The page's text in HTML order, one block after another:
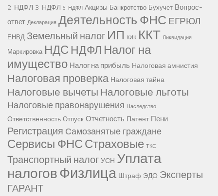
2-НДФЛ 3-НДФЛ 6-НДФЛ Акцизы Банкротство Бухучет Вопрос-
ответ Декларация Деятельность ФНС ЕГРЮЛ
ЕНВД Земельный налог ИП КИК ККТ Ликвидация
Маркировка НДС НДФЛ Налог на
имущество Налог на прибыль Налоговая амнистия
Налоговая проверка Налоговая тайна
Налоговые вычетыНалоговые льготы
Налоговые правонарушения Наследство
Ответственность Отпуск Отчетность Патент Пени
Регистрация Самозанятые граждане
Сервисы ФНССтраховые ТКС
Транспортный налогУСН Уплата
налоговФизлица Штраф ЭДО Эксперты
ГАРАНТ